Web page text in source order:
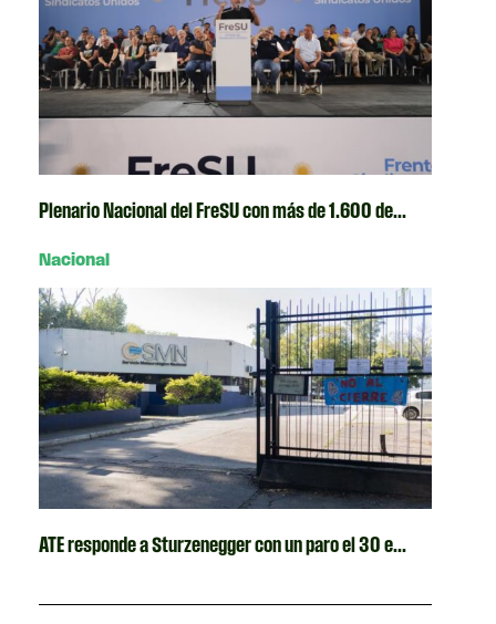
Plenario Nacional del FreSU con más de 1.600 de...
Nacional
ATE responde a Sturzenegger con un paro el 30 e...